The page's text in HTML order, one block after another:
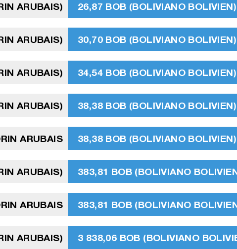
ARUBAIS) 26,87 BOB (BOLIVIANO BOLIVIEN)
ARUBAIS) 30,70 BOB (BOLIVIANO BOLIVIEN)
ARUBAIS) 34,54 BOB (BOLIVIANO BOLIVIEN)
ARUBAIS) 38,38 BOB (BOLIVIANO BOLIVIEN)
ARUBAIS 38,38 BOB (BOLIVIANO BOLIVIEN)
ARUBAIS) 383,81 BOB (BOLIVIANO
ARUBAIS 383,81 BOB (BOLIVIANO
ARUBAIS) 3 838,06 BOB (BOLIVIANO